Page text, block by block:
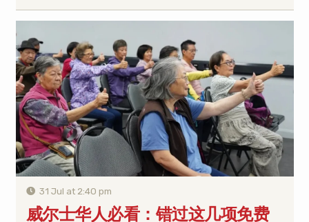
31 Jul at 2:40 pm
威尔士华人必看：错过这几项免费